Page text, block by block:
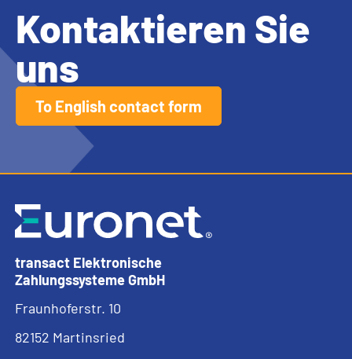
Kontaktieren Sie
uns
To English contact form
transact Elektronische
Zahlungssysteme GmbH
Fraunhoferstr. 10
82152 Martinsried